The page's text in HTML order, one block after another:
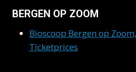
BERGEN OP ZOOM
Bioscoop Bergen op
Ticketprices